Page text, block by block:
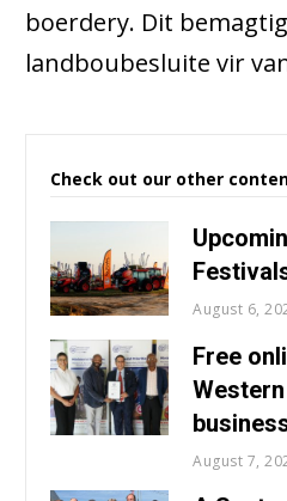
boerdery. Dit
landboubesluite vir
Check out our other
August 6,
Free
August 7,